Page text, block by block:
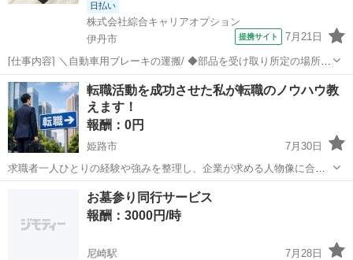
日払い
株式会社綜合キャリアオプション
伊丹市
提携サイト 7月21日
[仕事内容] ＼自動車用ブレーキの運搬/ ◆部品を受け取り所定の場所へ
運ぶ ◆ラインへ部品をのせる ◆空箱やパレットの片付け 。＋お仕事
探しはコンシェルスタッフにおまかせ＋。 あなたのお仕事探しをしっ
かりサポート！ たと...
兵庫 伊丹市 工場
転職活動を成功させた私が転職のノウハウ教
えます！
報酬：0円
姫路市
7月30日
求職者一人ひとりの経験や強みを整理し、企業が求める人物像に合わ
せた職務経歴書・履歴書の作成を支援してきました。また、自己PRや
志望動機のブラッシュアップ、面接対策まで一貫してサポートし、多
くの方の転職成功に貢献しています。 ...
手伝いたい/助けたい
お墓参り同行サービス
報酬：3000円/時
尼崎駅
7月28日